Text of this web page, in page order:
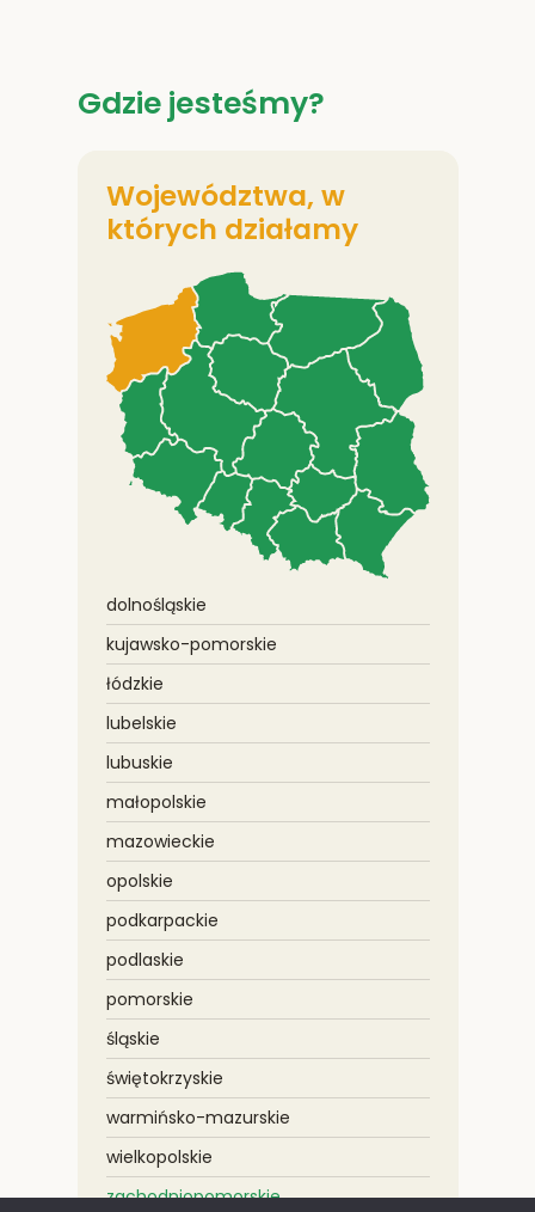
Gdzie jesteśmy?
Województwa, w
których działamy
dolnośląskie
kujawsko-pomorskie
łódzkie
lubelskie
lubuskie
małopolskie
mazowieckie
opolskie
podkarpackie
podlaskie
pomorskie
śląskie
świętokrzyskie
warmińsko-mazurskie
wielkopolskie
zachodniopomorskie